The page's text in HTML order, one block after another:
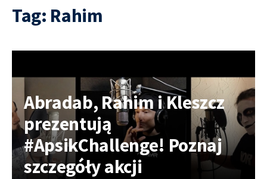
Tag: Rahim
Abradab, Rahim i Kleszcz
prezentują
#ApsikChallenge! Poznaj
szczegóły akcji